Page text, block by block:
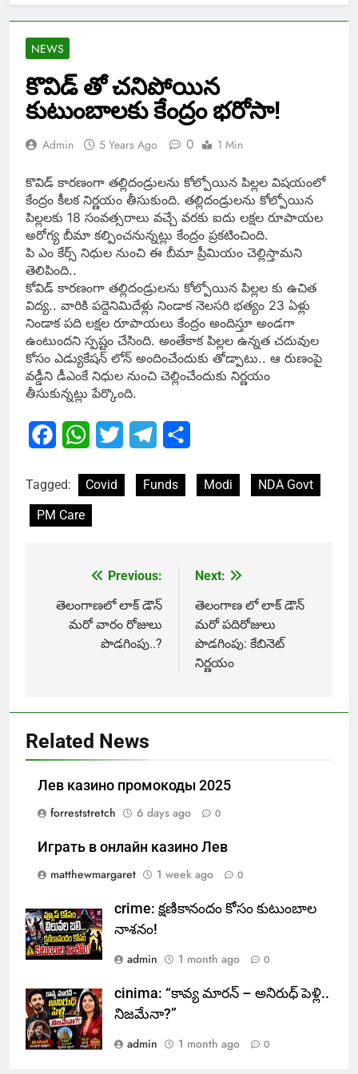
NEWS
కొవిడ్ తో చనిపోయిన
కుటుంబాలకు కేంద్రం భరోసా!
Admin 5 Years Ago 0 1 Min
కొవిడ్ కారణంగా తల్లిదండ్రులను కోల్పోయిన పిల్లల విషయంలో
కేంద్రం కీలక నిర్ణయం తీసుకుంది. తల్లిదండ్రులను కోల్పోయిన
పిల్లలకు 18 సంవత్సరాలు వచ్చే వరకు ఐదు లక్షల రూపాయల
అరోగ్య బీమా కల్పించనున్నట్లు కేంద్రం ప్రకటించింది.
పి ఎం కేర్స్ నిధుల నుంచి ఈ బీమా ప్రీమియం చెల్లిస్తామని
తెలిపింది..
కోవిడ్ కారణంగా తల్లిదండ్రులను కోల్పోయిన పిల్లల కు ఉచిత
విద్య.. వారికి పద్దెనిమిదేళ్లు నిండాక నెలసరి భత్యం 23 ఏళ్లు
నిండాక పది లక్షల రూపాయలు కేంద్రం అందిస్తూ అండగా
ఉంటుందని స్పష్టం చేసింది. అంతేకాక పిల్లల ఉన్నత చదువుల
కోసం ఎడ్యుకేషన్ లోన్ అందించేందుకు తోడ్పాటు.. ఆ రుణంపై
వడ్డీని డీఎంకే నిధుల నుంచి చెల్లించేందుకు నిర్ణయం
తీసుకున్నట్లు పేర్కొంది.
FacebookWhatsApp
Twitter Telegram
Tagged: Covid Funds Modi
NDA Govt
PM Care
navigation
Previous:
తెలంగాణలో లాక్ డౌన్
మరో వారం రోజులు
పొడగింపు..?
Next:
తెలంగాణ లో లాక్ డౌన్
మరో పదిరోజులు
పొడగింపు: కేబినెట్
నిర్ణయం
Related News
Лев казино промокоды 2025
forreststretch
6 days ago 0
Играть в онлайн казино Лев
matthewmargaret
1 week ago 0
crime: క్షణికానందం కోసం కుటుంబాల
నాశనం!
admin
1 month ago 0
cinima: “కావ్య మారన్ – అనిరుధ్ పెళ్లి..
నిజమేనా?”
admin
1 month ago 0